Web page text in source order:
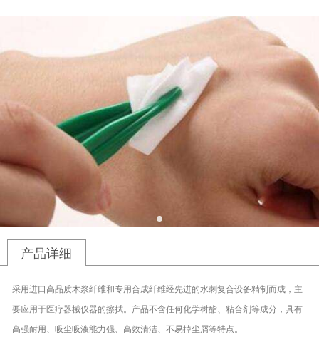
产品详细
采用进口高品质木浆纤维和专用合成纤维经先进的水刺复合设备精制而成，主
要应用于医疗器械仪器的擦拭。产品不含任何化学树酯、粘合剂等成分，具有
高强耐用、吸尘吸液能力强、高效清洁、不易掉尘屑等特点。